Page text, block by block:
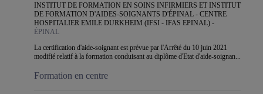
INSTITUT DE FORMATION EN SOINS INFIRMIERS ET INSTITUT
DE FORMATION D'AIDES-SOIGNANTS D'ÉPINAL - CENTRE
HOSPITALIER EMILE DURKHEIM (IFSI - IFAS EPINAL) -
ÉPINAL
La certification d'aide-soignant est prévue par l'Arrêté du 10 juin 2021
modifié relatif à la formation conduisant au diplôme d'Etat d'aide-soignan...
Formation en centre